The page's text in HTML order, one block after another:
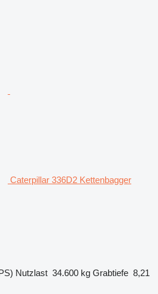
Caterpillar 336D2 Kettenbagger
Nutzlast 34.600 kg Grabtiefe 8,21